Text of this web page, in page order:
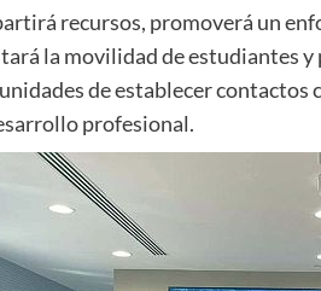
recursos, promoverá un
la movilidad de estudiantes
de establecer
profesional.